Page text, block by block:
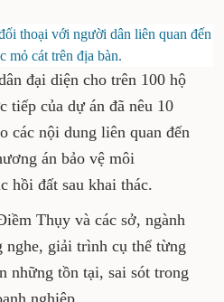
thoại với người dân liên quan đến
mỏ cát trên địa bàn.
đại diện cho trên 100 hộ
tiếp của dự án đã nêu 10
các nội dung liên quan đến
án bảo vệ môi
hồi đất sau khai thác.
Thụy và các sở, ngành
nghe, giải trình cụ thể từng
những tồn tại, sai sót trong
nghiệp.